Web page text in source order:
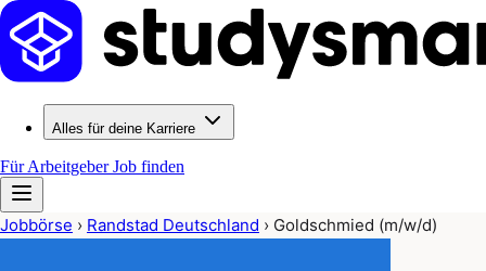
Alles für deine Karriere
Für ArbeitgeberJob finden
Jobbörse › Randstad Deutschland › Goldschmied (m/w/d)